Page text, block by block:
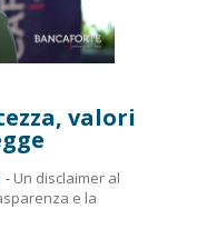
valori
- Un disclaimer al
e la